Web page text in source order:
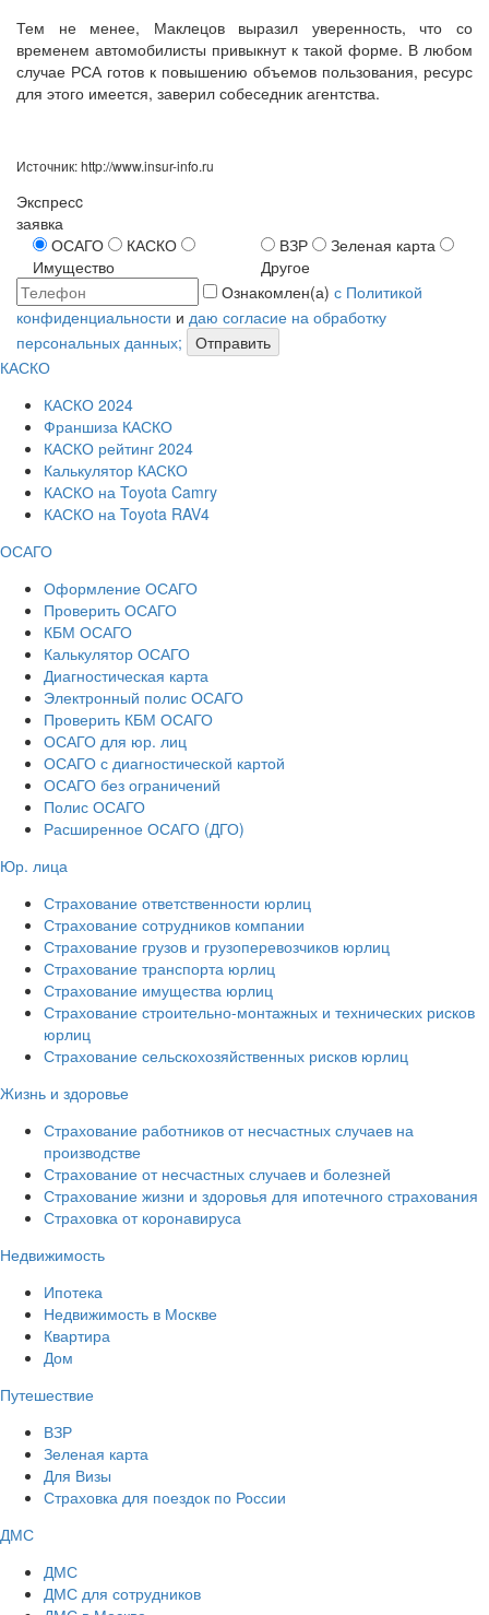
Тем не менее, Маклецов выразил уверенность, что со
временем автомобилисты привыкнут к такой форме. В любом
случае РСА готов к повышению объемов пользования, ресурс
для этого имеется, заверил собеседник агентства.
Источник: http://www.insur-info.ru
Экспресc
заявка
ОСАГО
КАСКО
Имущество
ВЗР
Зеленая карта
Другое
Ознакомлен(а) с Политикой
конфиденциальности и даю согласие на обработку
персональных данных;
Отправить
КАСКО
КАСКО 2024
Франшиза КАСКО
КАСКО рейтинг 2024
Калькулятор КАСКО
КАСКО на Toyota Camry
КАСКО на Toyota RAV4
ОСАГО
Оформление ОСАГО
Проверить ОСАГО
КБМ ОСАГО
Калькулятор ОСАГО
Диагностическая карта
Электронный полис ОСАГО
Проверить КБМ ОСАГО
ОСАГО для юр. лиц
ОСАГО с диагностической картой
ОСАГО без ограничений
Полис ОСАГО
Расширенное ОСАГО (ДГО)
Юр. лица
Страхование ответственности юрлиц
Страхование сотрудников компании
Страхование грузов и грузоперевозчиков юрлиц
Страхование транспорта юрлиц
Страхование имущества юрлиц
Страхование строительно-монтажных и технических рисков
юрлиц
Страхование сельскохозяйственных рисков юрлиц
Жизнь и здоровье
Страхование работников от несчастных случаев на
производстве
Страхование от несчастных случаев и болезней
Страхование жизни и здоровья для ипотечного страхования
Страховка от коронавируса
Недвижимость
Ипотека
Недвижимость в Москве
Квартира
Дом
Путешествие
ВЗР
Зеленая карта
Для Визы
Страховка для поездок по России
ДМС
ДМС
ДМС для сотрудников